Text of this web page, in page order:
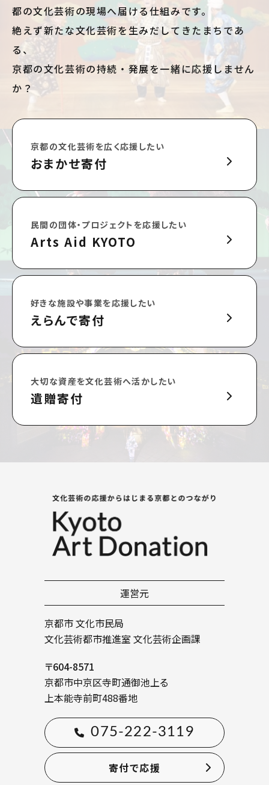
都の文化芸術の現場へ届ける仕組みです。
絶えず新たな文化芸術を生みだしてきたまちであ
る、
京都の文化芸術の持続・発展を一緒に応援しません
か？
京都の文化芸術を広く応援したい
おまかせ寄付
民間の団体・プロジェクトを応援したい
Arts Aid KYOTO
好きな施設や事業を応援したい
えらんで寄付
大切な資産を文化芸術へ活かしたい
遺贈寄付
運営元
京都市 文化市民局
文化芸術都市推進室 文化芸術企画課
〒604-8571
京都市中京区寺町通御池上る
上本能寺前町488番地
075-222-3119
寄付で応援